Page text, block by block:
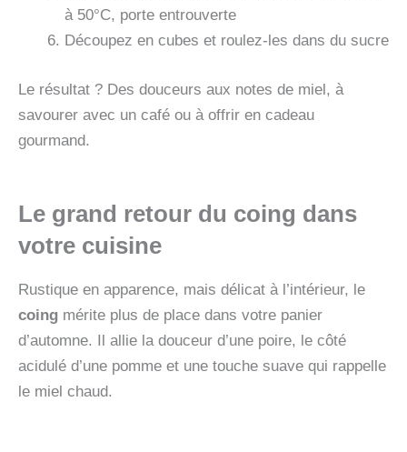
à 50°C, porte entrouverte
Découpez en cubes et roulez-les dans du sucre
Le résultat ? Des douceurs aux notes de miel, à
savourer avec un café ou à offrir en cadeau
gourmand.
Le grand retour du coing dans
votre cuisine
Rustique en apparence, mais délicat à l’intérieur, le
coing mérite plus de place dans votre panier
d’automne. Il allie la douceur d’une poire, le côté
acidulé d’une pomme et une touche suave qui rappelle
le miel chaud.